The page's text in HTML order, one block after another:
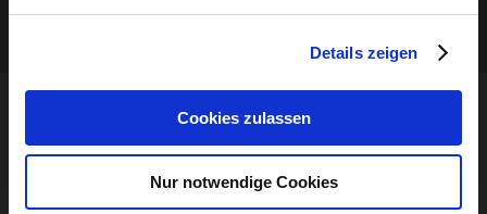
Details zeigen
Cookies zulassen
Nur notwendige Cookies
VERANSTALTUNG VERPASST?
JETZT UNSEREN NEWSLETTER ABONNIEREN